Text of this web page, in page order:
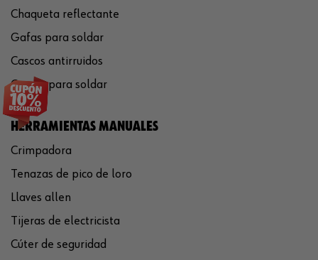
Chaqueta reflectante
Gafas para soldar
Cascos antirruidos
Careta para soldar
HERRAMIENTAS MANUALES
Crimpadora
Tenazas de pico de loro
Llaves allen
Tijeras de electricista
Cúter de seguridad